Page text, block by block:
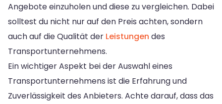
Angebote einzuholen und diese zu vergleichen. Dabei
solltest du nicht nur auf den Preis achten, sondern
auch auf die Qualität der Leistungen des
Transportunternehmens.
Ein wichtiger Aspekt bei der Auswahl eines
Transportunternehmens ist die Erfahrung und
Zuverlässigkeit des Anbieters. Achte darauf, dass das